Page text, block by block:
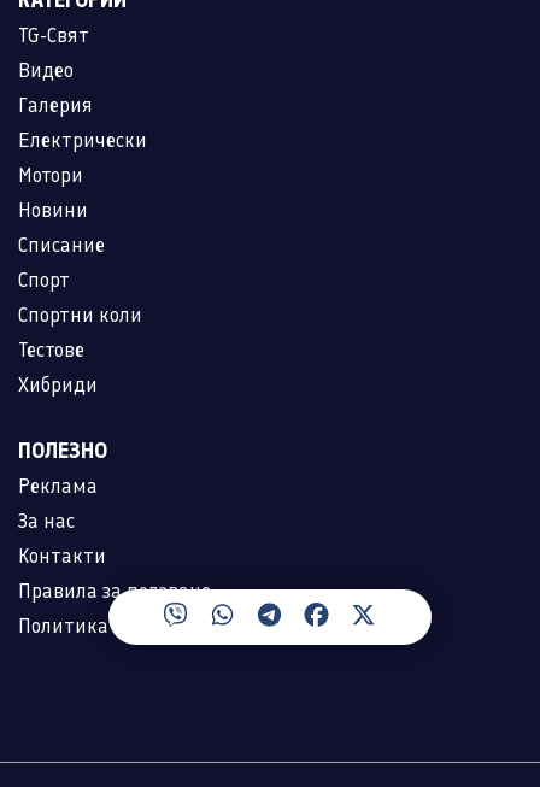
TG-Свят
Видео
Галерия
Електрически
Мотори
Новини
Списание
Спорт
Спортни коли
Тестове
Хибриди
ПОЛЕЗНО
Реклама
За нас
Контакти
Правила за ползване
Политика за лични данни